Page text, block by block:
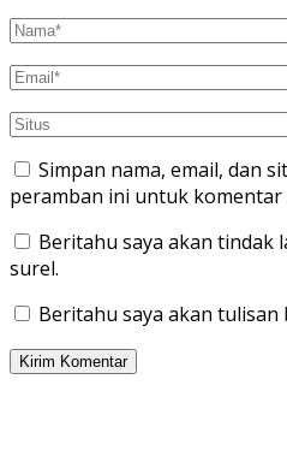
Simpan nama, email, dan
peramban ini untuk komentar
Beritahu saya akan tindak
surel.
Beritahu saya akan tulisan